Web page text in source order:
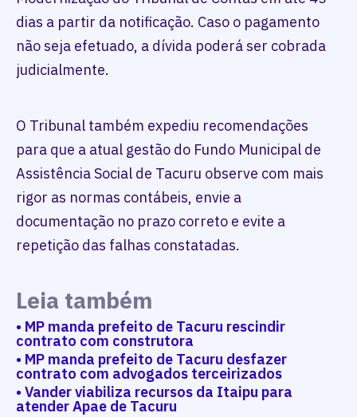
dias a partir da notificação. Caso o pagamento
não seja efetuado, a dívida poderá ser cobrada
judicialmente.
O Tribunal também expediu recomendações
para que a atual gestão do Fundo Municipal de
Assistência Social de Tacuru observe com mais
rigor as normas contábeis, envie a
documentação no prazo correto e evite a
repetição das falhas constatadas.
Leia também
• MP manda prefeito de Tacuru rescindir
contrato com construtora
• MP manda prefeito de Tacuru desfazer
contrato com advogados terceirizados
• Vander viabiliza recursos da Itaipu para
atender Apae de Tacuru